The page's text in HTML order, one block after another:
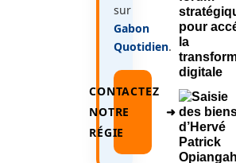
sur
Gabon
Quotidien.
CONTACTEZ
NOTRE
RÉGIE
➜